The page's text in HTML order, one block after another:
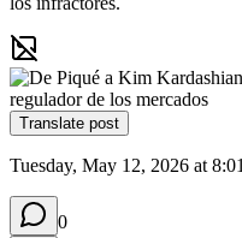
Translate post
Tuesday, May 12, 2026 at
0